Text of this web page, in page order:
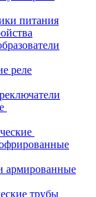
питания
реле
армированные
трубы